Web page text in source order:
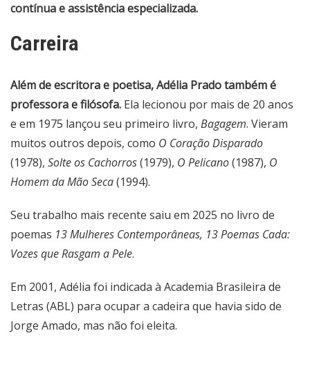
contínua e assistência especializada.
Carreira
Além de escritora e poetisa, Adélia Prado também é
professora e filósofa. Ela lecionou por mais de 20 anos
e em 1975 lançou seu primeiro livro, Bagagem. Vieram
muitos outros depois, como O Coração Disparado
(1978), Solte os Cachorros(1979), O Pelicano(1987), O
Homem da Mão Seca(1994).
Seu trabalho mais recente saiu em 2025 no livro de
poemas 13 Mulheres Contemporâneas, 13 Poemas Cada:
Vozes que Rasgam a Pele.
Em 2001, Adélia foi indicada à Academia Brasileira de
Letras (ABL) para ocupar a cadeira que havia sido de
Jorge Amado, mas não foi eleita.